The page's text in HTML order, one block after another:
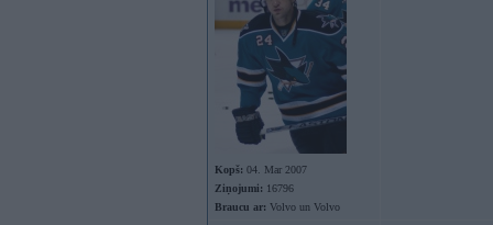
Kopš: 04. Mar 2007
Ziņojumi: 16796
Braucu ar: Volvo un Volvo